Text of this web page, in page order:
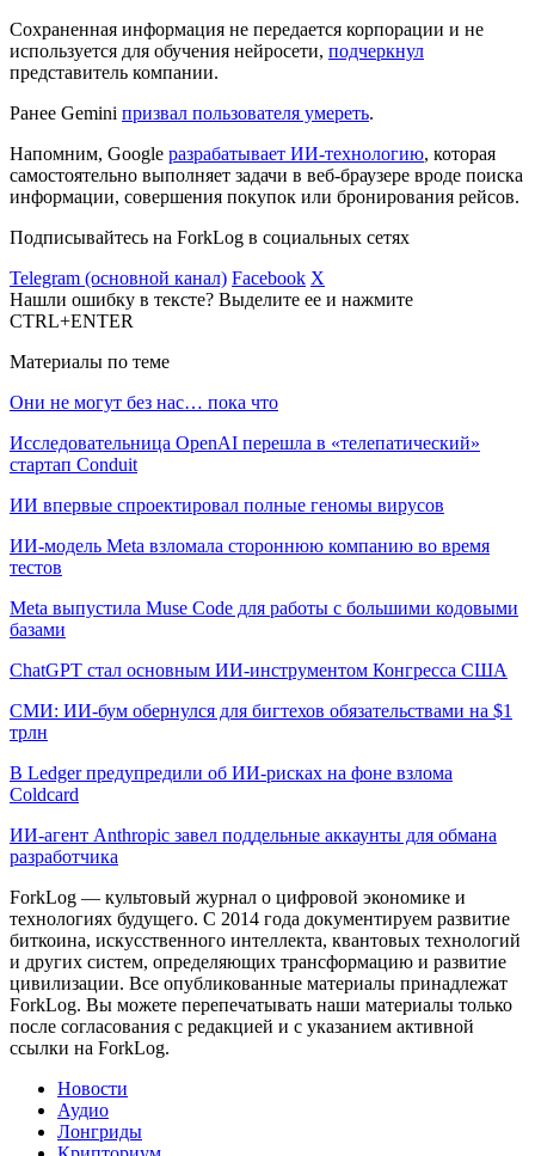
Сохраненная информация не передается корпорации и не
используется для обучения нейросети, подчеркнул
представитель компании.
Ранее Gemini призвал пользователя умереть.
Напомним, Google разрабатывает ИИ-технологию, которая
самостоятельно выполняет задачи в веб-браузере вроде поиска
информации, совершения покупок или бронирования рейсов.
Подписывайтесь на ForkLog в социальных сетях
Telegram (основной канал) Facebook X
Нашли ошибку в тексте? Выделите ее и нажмите
CTRL+ENTER
Материалы по теме
Они не могут без нас… пока что
Исследовательница OpenAI перешла в «телепатический»
стартап Conduit
ИИ впервые спроектировал полные геномы вирусов
ИИ-модель Meta взломала стороннюю компанию во время
тестов
Meta выпустила Muse Code для работы с большими кодовыми
базами
ChatGPT стал основным ИИ-инструментом Конгресса США
СМИ: ИИ-бум обернулся для бигтехов обязательствами на $1
трлн
В Ledger предупредили об ИИ-рисках на фоне взлома
Coldcard
ИИ-агент Anthropic завел поддельные аккаунты для обмана
разработчика
ForkLog — культовый журнал о цифровой экономике и
технологиях будущего. С 2014 года документируем развитие
биткоина, искусственного интеллекта, квантовых технологий
и других систем, определяющих трансформацию и развитие
цивилизации. Все опубликованные материалы принадлежат
ForkLog. Вы можете перепечатывать наши материалы только
после согласования с редакцией и с указанием активной
ссылки на ForkLog.
Новости
Аудио
Лонгриды